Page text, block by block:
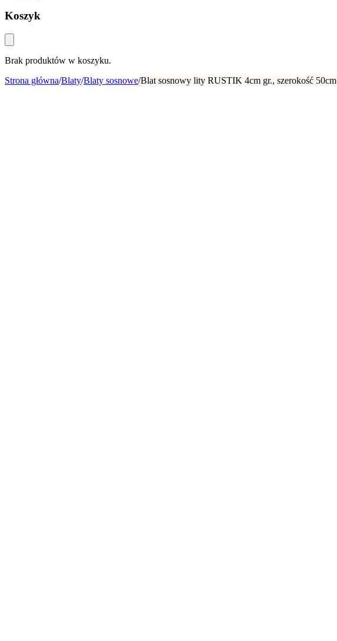
Koszyk
Brak produktów w koszyku.
Strona główna/Blaty/Blaty sosnowe/Blat sosnowy lity RUSTIK 4cm gr., szerokość 50cm